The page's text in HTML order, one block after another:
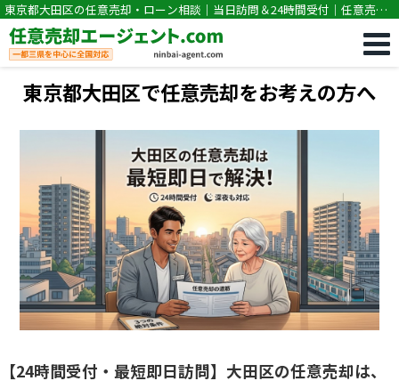
東京都大田区の任意売却・ローン相談｜当日訪問＆24時間受付｜任意売却
専門｜競売・住宅ローン滞納の相談なら任意売却エージェント.com
東京都大田区で任意売却をお考えの方へ
【24時間受付・最短即日訪問】大田区の任意売却は、